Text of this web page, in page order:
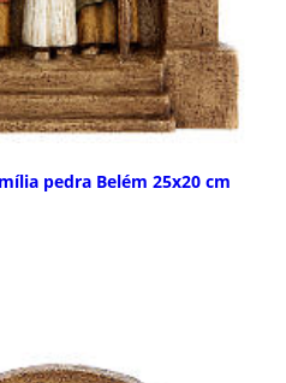
pedra Belém 25x20 cm